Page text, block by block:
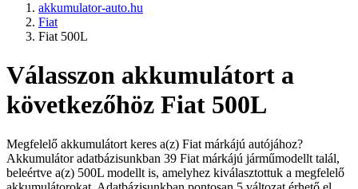
akkumulator-auto.hu
Fiat
Fiat 500L
Válasszon akkumulátort a
következőhöz Fiat 500L
Megfelelő akkumulátort keres a(z) Fiat márkájú autójához?
Akkumulátor adatbázisunkban 39 Fiat márkájú járműmodellt talál,
beleértve a(z) 500L modellt is, amelyhez kiválasztottuk a megfelelő